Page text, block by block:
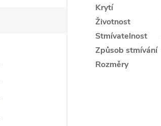
Krytí
Životnost
Stmívatelnost
Způsob stmívání
Rozměry